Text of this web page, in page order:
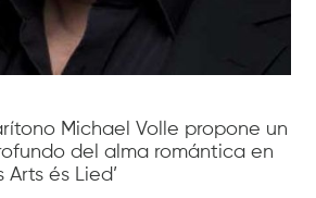
Michael Volle propone un
del alma romántica en
Arts és Lied’